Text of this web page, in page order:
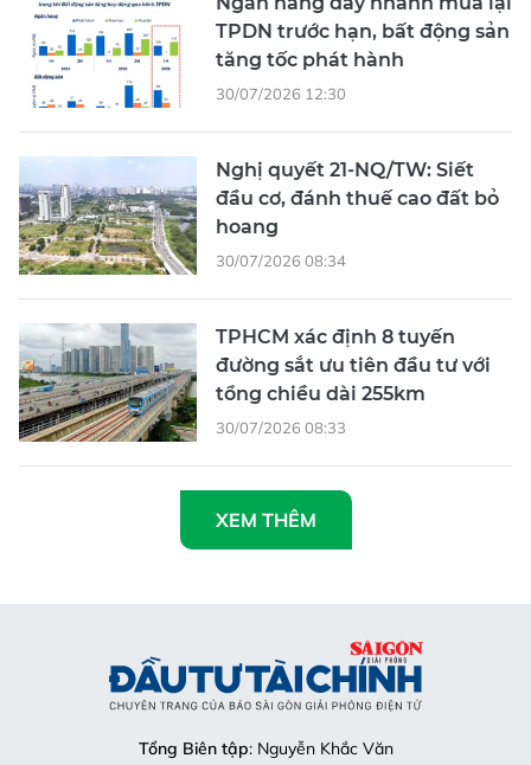
TPDN trước hạn, bất động sản
tăng tốc phát hành
30/07/2026 12:30
Nghị quyết 21-NQ/TW: Siết
đầu cơ, đánh thuế cao đất bỏ
hoang
30/07/2026 08:34
TPHCM xác định 8 tuyến
đường sắt ưu tiên đầu tư với
tổng chiều dài 255km
30/07/2026 08:33
XEM THÊM
Tổng Biên tập: Nguyễn Khắc Văn